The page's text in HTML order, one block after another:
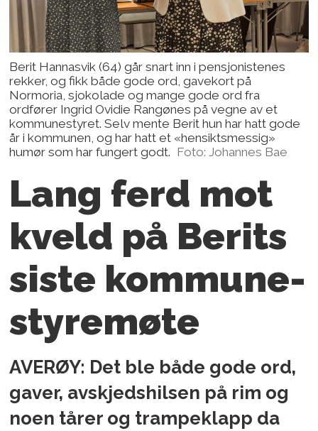
Berit Hannasvik (64) går snart inn i pensjonistenes
rekker, og fikk både gode ord, gavekort på
Normoria, sjokolade og mange gode ord fra
ordfører Ingrid Ovidie Rangønes på vegne av et
kommunestyret. Selv mente Berit hun har hatt gode
år i kommunen, og har hatt et «hensiktsmessig»
humør som har fungert godt. Foto: Johannes Bae
Lang ferd mot
kveld på Berits
siste kommune­
styremøte
AVERØY: Det ble både gode ord,
gaver, avskjedshilsen på rim og
noen tårer og trampeklapp da